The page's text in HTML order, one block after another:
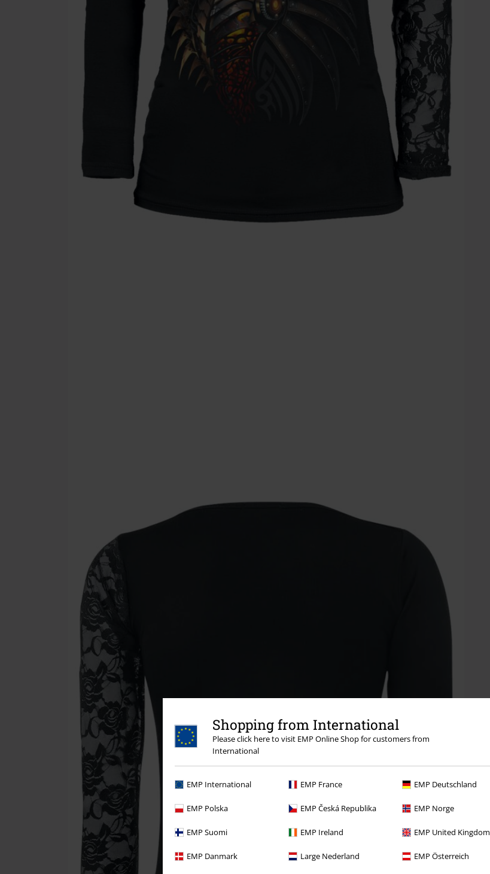
Shopping from International
Please click here to visit EMP Online Shop for customers from
International
EMP International EMP France EMP Deutschland
EMP Polska EMP Česká Republika EMP Norge
EMP Suomi EMP Ireland EMP United Kingdom
EMP Danmark Large Nederland EMP Österreich